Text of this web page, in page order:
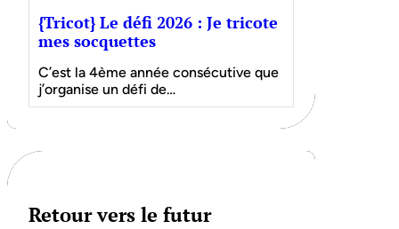
{Tricot} Le défi 2026 : Je tricote
mes socquettes
C’est la 4ème année consécutive que
j’organise un défi de…
Retour vers le futur